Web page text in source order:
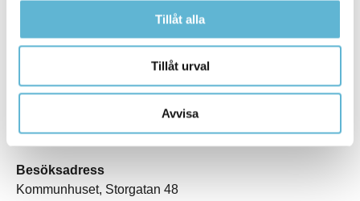
Tillåt alla
Tillåt urval
Avvisa
Besöksadress
Kommunhuset, Storgatan 48